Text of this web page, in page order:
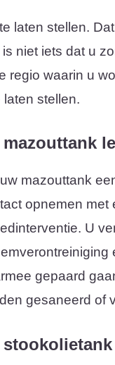
laten stellen.
niet iets dat u
waarin u
stellen.
mazouttank
mazouttank
opnemen met
U
gepaard
gesaneerd of